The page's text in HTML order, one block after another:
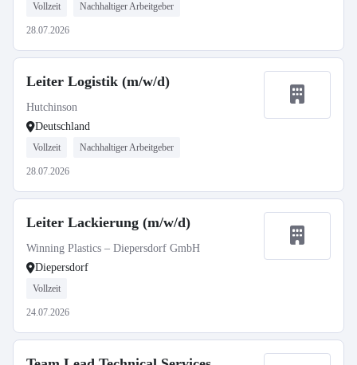
Vollzeit Nachhaltiger Arbeitgeber
28.07.2026
Leiter Logistik (m/w/d)
Hutchinson
Deutschland
Vollzeit Nachhaltiger Arbeitgeber
28.07.2026
Leiter Lackierung (m/w/d)
Winning Plastics – Diepersdorf GmbH
Diepersdorf
Vollzeit
24.07.2026